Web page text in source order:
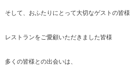
そして、おふたりにとって大切なゲストの皆様
レストランをご愛顧いただきました皆様
多くの皆様との出会いは、